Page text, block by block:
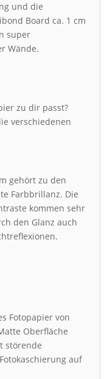
und die
Board ca. 1 cm
super
Wände.
zu dir passt?
verschiedenen
gehört zu den
Farbbrillanz. Die
kommen sehr
den Glanz auch
Fotopapier von
Oberfläche
störende
auf